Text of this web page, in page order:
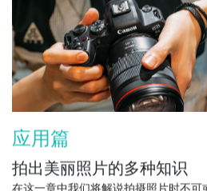
应用篇
拍出美丽照片的多种知识